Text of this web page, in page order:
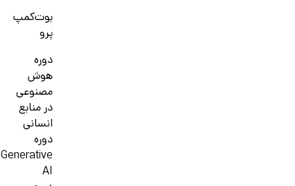
بوت‌کمپ
پرو
دوره
هوش
مصنوعی
در منابع
انسانی
دوره
Generative
AI